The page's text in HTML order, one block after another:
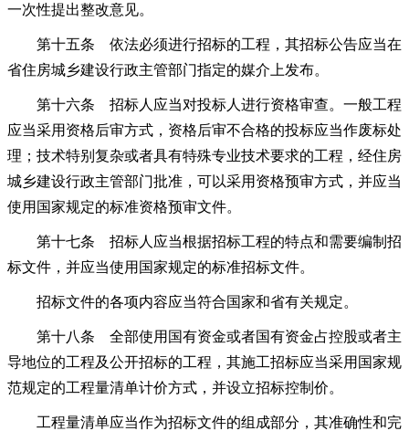
一次性提出整改意见。
第十五条 依法必须进行招标的工程，其招标公告应当在
省住房城乡建设行政主管部门指定的媒介上发布。
第十六条 招标人应当对投标人进行资格审查。一般工程
应当采用资格后审方式，资格后审不合格的投标应当作废标处
理；技术特别复杂或者具有特殊专业技术要求的工程，经住房
城乡建设行政主管部门批准，可以采用资格预审方式，并应当
使用国家规定的标准资格预审文件。
第十七条 招标人应当根据招标工程的特点和需要编制招
标文件，并应当使用国家规定的标准招标文件。
招标文件的各项内容应当符合国家和省有关规定。
第十八条 全部使用国有资金或者国有资金占控股或者主
导地位的工程及公开招标的工程，其施工招标应当采用国家规
范规定的工程量清单计价方式，并设立招标控制价。
工程量清单应当作为招标文件的组成部分，其准确性和完